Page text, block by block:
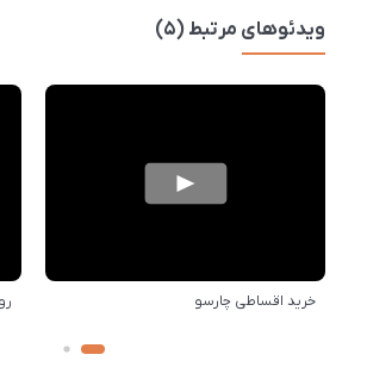
ویدئوهای مرتبط (5)
خرید اقساطی چارسو